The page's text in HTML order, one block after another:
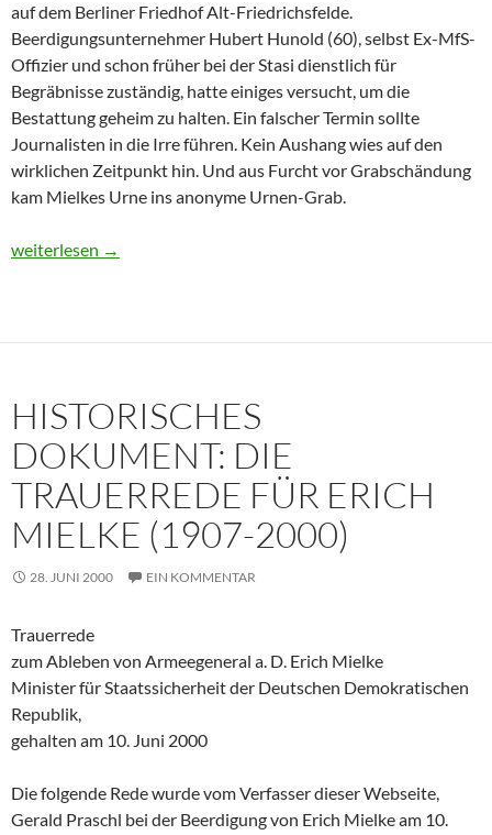
auf dem Berliner Friedhof Alt-Friedrichsfelde.
Beerdigungsunternehmer Hubert Hunold (60), selbst Ex-MfS-
Offizier und schon früher bei der Stasi dienstlich für
Begräbnisse zuständig, hatte einiges versucht, um die
Bestattung geheim zu halten. Ein falscher Termin sollte
Journalisten in die Irre führen. Kein Aushang wies auf den
wirklichen Zeitpunkt hin. Und aus Furcht vor Grabschändung
kam Mielkes Urne ins anonyme Urnen-Grab.
Erich Mielke: Wer weinte um den Herrn der Angst?
weiterlesen →
HISTORISCHES
DOKUMENT: DIE
TRAUERREDE FÜR ERICH
MIELKE (1907-2000)
28. JUNI 2000 EIN KOMMENTAR
Trauerrede
zum Ableben von Armeegeneral a. D. Erich Mielke
Minister für Staatssicherheit der Deutschen Demokratischen
Republik,
gehalten am 10. Juni 2000
Die folgende Rede wurde vom Verfasser dieser Webseite,
Gerald Praschl bei der Beerdigung von Erich Mielke am 10.